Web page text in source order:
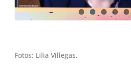
Fotos: Lilia Villegas.